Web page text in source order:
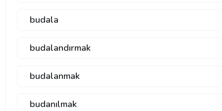
budala
budalandırmak
budalanmak
budanılmak